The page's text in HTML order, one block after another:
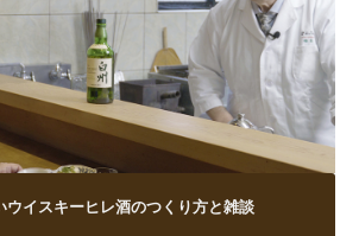
ウイスキーヒレ酒のつくり方と雑談